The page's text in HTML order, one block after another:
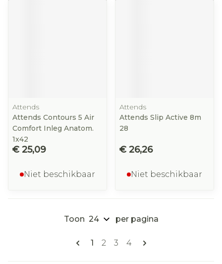
Attends
Attends Contours 5 Air
Comfort Inleg Anatom.
1x42
€ 25,09
Niet beschikbaar
Attends
Attends Slip Active 8m
28
€ 26,26
Niet beschikbaar
Pagina's
U lees momenteel pagina
1 Pagina
2 Pagina
3 Pagina
4
Toon per pagina